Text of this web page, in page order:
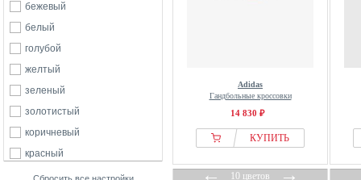
бежевый
белый
голубой
желтый
зеленый
золотистый
коричневый
красный
оранжевый
Adidas
Гандбольные кроссовки
14 830 ₽
КУПИТЬ
←10 цветов→